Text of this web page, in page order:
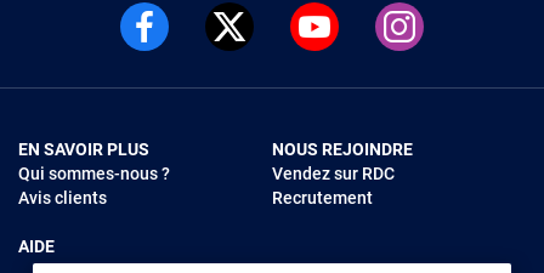
EN SAVOIR PLUS
Qui sommes-nous ?
Avis clients
AIDE
NOUS REJOINDRE
Vendez sur RDC
Recrutement